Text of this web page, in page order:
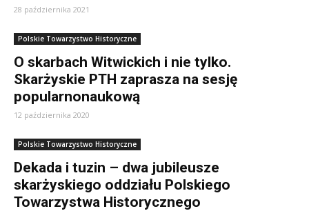
28 października 2021
Polskie Towarzystwo Historyczne
O skarbach Witwickich i nie tylko.
Skarżyskie PTH zaprasza na sesję
popularnonaukową
12 października 2020
Polskie Towarzystwo Historyczne
Dekada i tuzin – dwa jubileusze
skarżyskiego oddziału Polskiego
Towarzystwa Historycznego